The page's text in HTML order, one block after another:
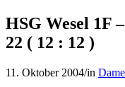
HSG Wesel 1F
22 ( 12 : 12 )
11. Oktober 2004/in